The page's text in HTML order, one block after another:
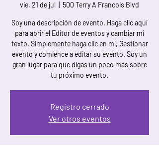
vie, 21 de jul 500 Terry A Francois Blvd
Soy una descripción de evento. Haga clic aquí
para abrir el Editor de eventos y cambiar mi
texto. Simplemente haga clic en mí, Gestionar
evento y comience a editar su evento. Soy un
gran lugar para que digas un poco más sobre
tu próximo evento.
Registro cerrado
Ver otros eventos